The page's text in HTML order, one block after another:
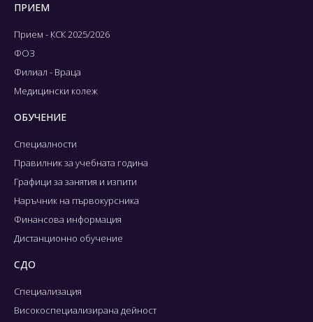
ПРИЕМ
Прием - КСК 2025/2026
ФОЗ
Филиал - Враца
Медицински колеж
ОБУЧЕНИЕ
Специалности
Правилник за учебната година
Графици за занятия и изпити
Наръчник на първокурсника
Финансова информация
Дистанционно обучение
СДО
Специализация
Високоспециализирана дейност